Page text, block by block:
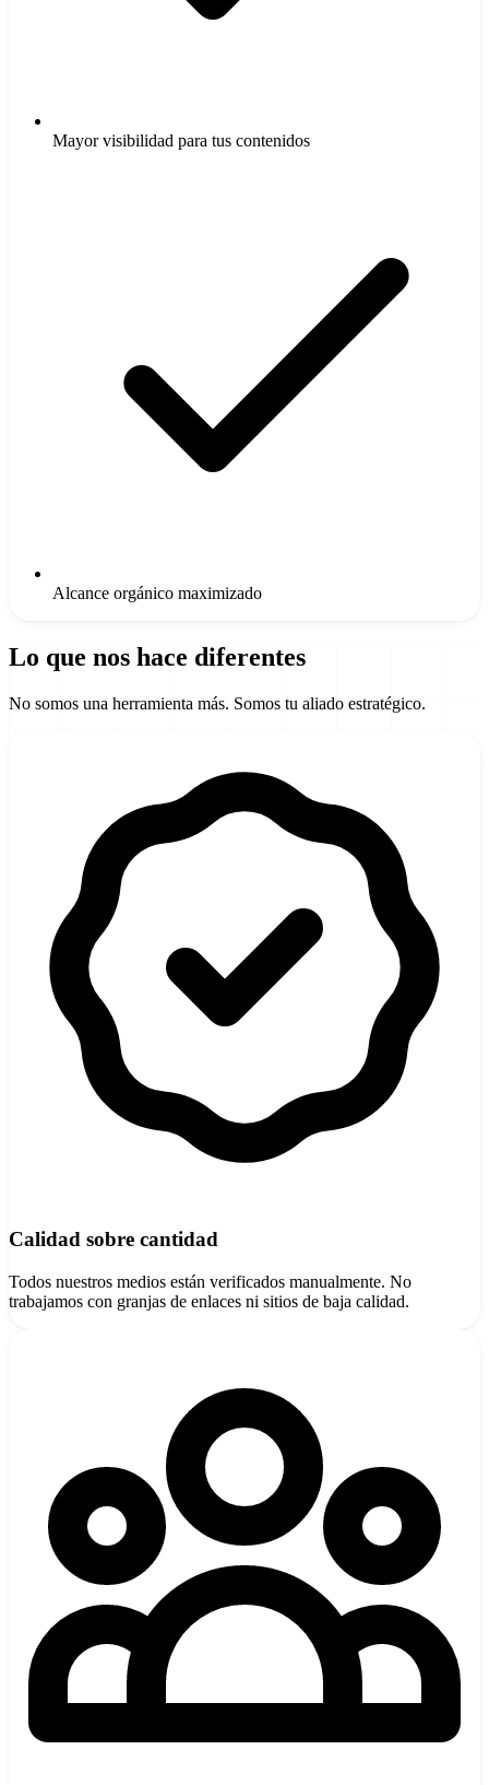
Mayor visibilidad para tus contenidos
Alcance orgánico maximizado
Lo que nos hace diferentes
No somos una herramienta más. Somos tu aliado estratégico.
Calidad sobre cantidad
Todos nuestros medios están verificados manualmente. No
trabajamos con granjas de enlaces ni sitios de baja calidad.